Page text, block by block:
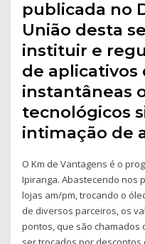
publicada no
União desta
instituir e
de aplicativos
instantâneas
tecnológicos
intimação de
O Km de Vantagens é o
Ipiranga. Abastecendo nos
lojas am/pm, trocando o
de diversos parceiros, os
pontos, que são chamados